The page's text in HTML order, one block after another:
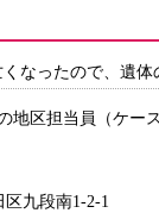
くなったので、遺
地区担当員（ケー
九段南1-2-1